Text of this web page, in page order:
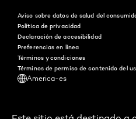
America-es
Aviso sobre datos de salud del
Política de privacidad
Declaración de accesibilidad
Preferencias en línea
Términos y condiciones
Términos de permiso de contenido del